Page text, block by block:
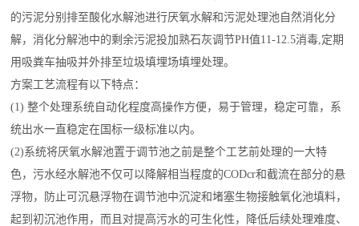
的污泥分别排至酸化水解池进行厌氧水解和污泥处理池自然消化分
解，消化分解池中的剩余污泥投加熟石灰调节PH值11-12.5消毒,定期
用吸粪车抽吸并外排至垃圾填埋场填埋处理。
方案工艺流程有以下特点：
(1) 整个处理系统自动化程度高操作方便，易于管理，稳定可靠，系
统出水一直稳定在国标一级标准以内。
(2)系统将厌氧水解池置于调节池之前是整个工艺前处理的一大特
色，污水经水解池不仅可以降解相当程度的CODcr和截流在部分的悬
浮物，防止可沉悬浮物在调节池中沉淀和堵塞生物接触氧化池填料，
起到初沉池作用，而且对提高污水的可生化性，降低后续处理难度、